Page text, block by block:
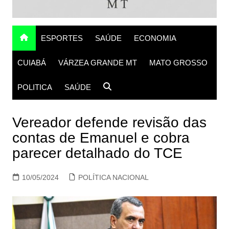
ESPORTES SAÚDE ECONOMIA
CUIABÁ VÁRZEA GRANDE MT MATO GROSSO
POLITICA SAÚDE
Vereador defende revisão das
contas de Emanuel e cobra
parecer detalhado do TCE
10/05/2024 POLÍTICA NACIONAL